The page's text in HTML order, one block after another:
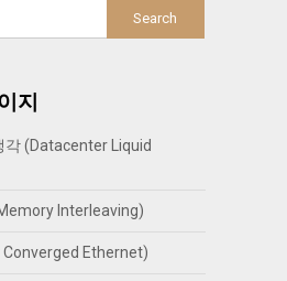
지
각 (Datacenter Liquid
Interleaving)
Converged Ethernet)